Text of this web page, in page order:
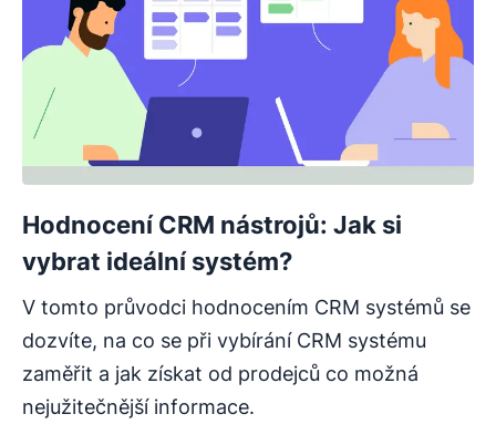
Hodnocení CRM nástrojů: Jak si
vybrat ideální systém?
V tomto průvodci hodnocením CRM systémů se
dozvíte, na co se při vybírání CRM systému
zaměřit a jak získat od prodejců co možná
nejužitečnější informace.